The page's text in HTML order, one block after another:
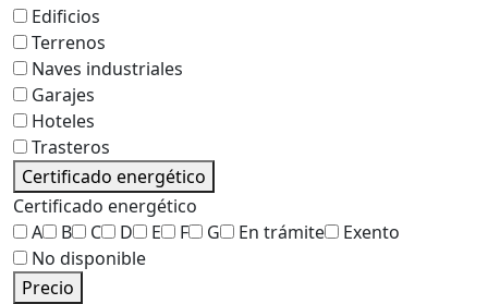
Edificios
Terrenos
Naves industriales
Garajes
Hoteles
Trasteros
Certificado energético
Certificado energético
A
B C D E F G En trámite
Exento
No disponible
Precio